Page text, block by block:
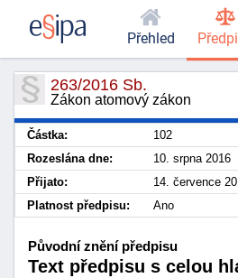
263/2016 Sb.
Zákon atomový zákon
Částka: 102
Rozeslána dne:
10. srpna 2016
Přijato:
14. července
Platnost předpisu:
Ano
Původní znění předpisu
Text předpisu s celou
Přehled